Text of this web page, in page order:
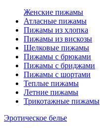
Женские пижамы
Атласные пижамы
Пижамы из хлопка
Пижамы из вискозы
Шелковые пижамы
Пижамы с брюками
Пижамы с бриджами
Пижамы с шортами
Теплые пижамы
Летние пижамы
Трикотажные пижамы
Эротическое белье